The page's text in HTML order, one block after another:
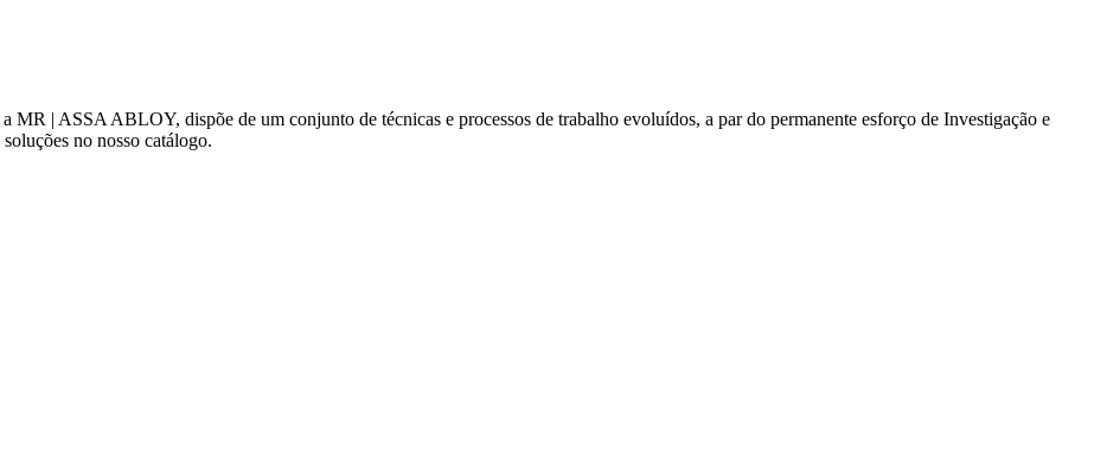
MR | ASSA ABLOY, dispõe de um conjunto de técnicas e processos de trabalho evoluídos, a par do permanente esforço de Investigação e
no nosso catálogo.